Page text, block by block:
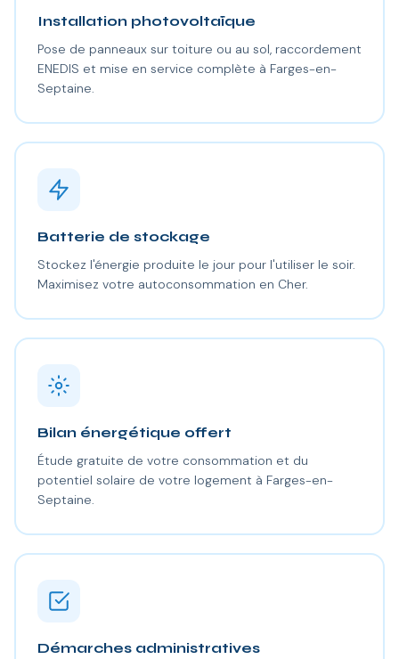
Installation photovoltaïque
Pose de panneaux sur toiture ou au sol, raccordement
ENEDIS et mise en service complète à Farges-en-
Septaine.
Batterie de stockage
Stockez l'énergie produite le jour pour l'utiliser le soir.
Maximisez votre autoconsommation en Cher.
Bilan énergétique offert
Étude gratuite de votre consommation et du
potentiel solaire de votre logement à Farges-en-
Septaine.
Démarches administratives